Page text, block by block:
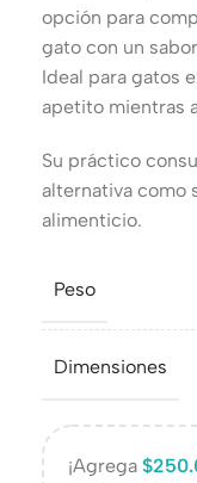
opción para
gato con un
Ideal para gatos
apetito mientras
Su práctico
alternativa como
alimenticio.
Peso
Dimensiones
¡Agrega $